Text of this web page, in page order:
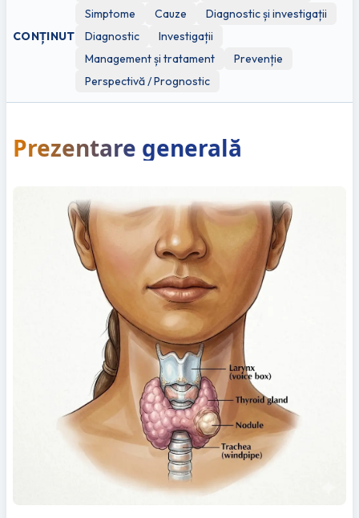
CONȚINUT
Simptome
Cauze
Diagnostic și investigații
Diagnostic
Investigații
Management și tratament
Prevenție
Perspectivă / Prognostic
Prezentare generală